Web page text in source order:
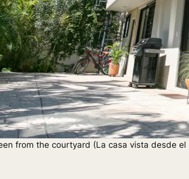
from the courtyard (La casa vista desde el